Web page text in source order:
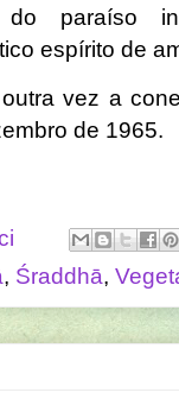
paraíso
espírito de
vez a
de 1965.
, Śraddhā,